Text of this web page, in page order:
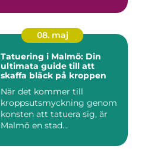
08. maj
Tatuering i Malmö: Din
ultimata guide till att
skaffa bläck på kroppen
När det kommer till
kroppsutsmyckning genom
konsten att tatuera sig, är
Malmö en stad...